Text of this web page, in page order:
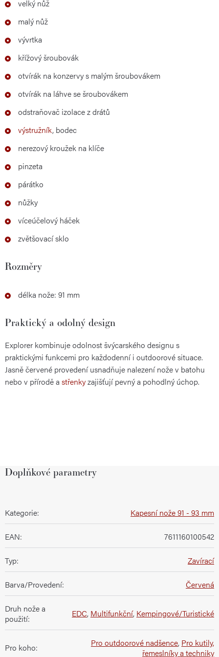
velký nůž
malý nůž
vývrtka
křížový šroubovák
otvírák na konzervy s malým šroubovákem
otvírák na láhve se šroubovákem
odstraňovač izolace z drátů
výstružník, bodec
nerezový kroužek na klíče
pinzeta
párátko
nůžky
víceúčelový háček
zvětšovací sklo
Rozměry
délka nože: 91 mm
Praktický a odolný design
Explorer kombinuje odolnost švýcarského designu s
praktickými funkcemi pro každodenní i outdoorové situace.
Jasně červené provedení usnadňuje nalezení nože v batohu
nebo v přírodě a střenkyzajišťují pevný a pohodlný úchop.
Doplňkové parametry
Kategorie: Kapesní nože 91 - 93 mm
EAN: 7611160100542
Typ: Zavírací
Barva/Provedení: Červená
Druh nože a
použití: EDC, Multifunkční, Kempingové/Turistické
Pro koho: Pro outdoorové nadšence, Pro kutily,
řemeslníky a techniky